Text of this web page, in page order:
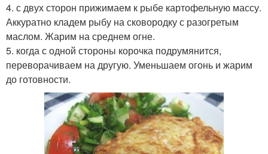
4. с двух сторон прижимаем к рыбе картофельную массу.
Аккуратно кладем рыбу на сковородку с разогретым
маслом. Жарим на среднем огне.
5. когда с одной стороны корочка подрумянится,
переворачиваем на другую. Уменьшаем огонь и жарим
до готовности.